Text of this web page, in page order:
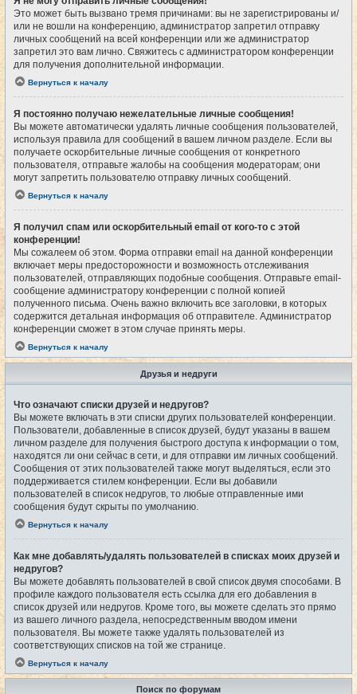
Это может быть вызвано тремя причинами: вы не зарегистрированы и/
или не вошли на конференцию, администратор запретил отправку
личных сообщений на всей конференции или же администратор
запретил это вам лично. Свяжитесь с администратором конференции
для получения дополнительной информации.
Вернуться к началу
Я постоянно получаю нежелательные личные сообщения!
Вы можете автоматически удалять личные сообщения пользователей,
используя правила для сообщений в вашем личном разделе. Если вы
получаете оскорбительные личные сообщения от конкретного
пользователя, отправьте жалобы на сообщения модераторам; они
могут запретить пользователю отправку личных сообщений.
Вернуться к началу
Я получил спам или оскорбительный email от кого-то с этой
конференции!
Мы сожалеем об этом. Форма отправки email на данной конференции
включает меры предосторожности и возможность отслеживания
пользователей, отправляющих подобные сообщения. Отправьте email-
сообщение администратору конференции с полной копией
полученного письма. Очень важно включить все заголовки, в которых
содержится детальная информация об отправителе. Администратор
конференции сможет в этом случае принять меры.
Вернуться к началу
Друзья и недруги
Что означают списки друзей и недругов?
Вы можете включать в эти списки других пользователей конференции.
Пользователи, добавленные в список друзей, будут указаны в вашем
личном разделе для получения быстрого доступа к информации о том,
находятся ли они сейчас в сети, и для отправки им личных сообщений.
Сообщения от этих пользователей также могут выделяться, если это
поддерживается стилем конференции. Если вы добавили
пользователей в список недругов, то любые отправленные ими
сообщения будут скрыты по умолчанию.
Вернуться к началу
Как мне добавлять/удалять пользователей в списках моих друзей и
недругов?
Вы можете добавлять пользователей в свой список двумя способами. В
профиле каждого пользователя есть ссылка для его добавления в
список друзей или недругов. Кроме того, вы можете сделать это прямо
из вашего личного раздела, непосредственным вводом имени
пользователя. Вы можете также удалять пользователей из
соответствующих списков на той же странице.
Вернуться к началу
Поиск по форумам